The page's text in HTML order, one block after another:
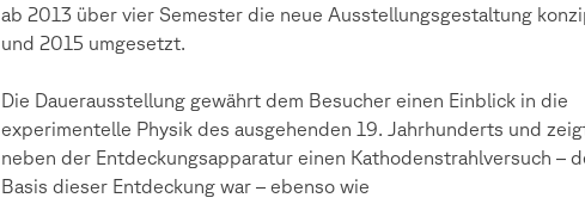
ab 2013 über vier Semester die neue Ausstellungsgestaltung
und 2015 umgesetzt.
Die Dauerausstellung gewährt dem Besucher einen Einblick in die
experimentelle Physik des ausgehenden 19. Jahrhunderts und
neben der Entdeckungsapparatur einen Kathodenstrahlversuch –
Basis dieser Entdeckung war – ebenso wie